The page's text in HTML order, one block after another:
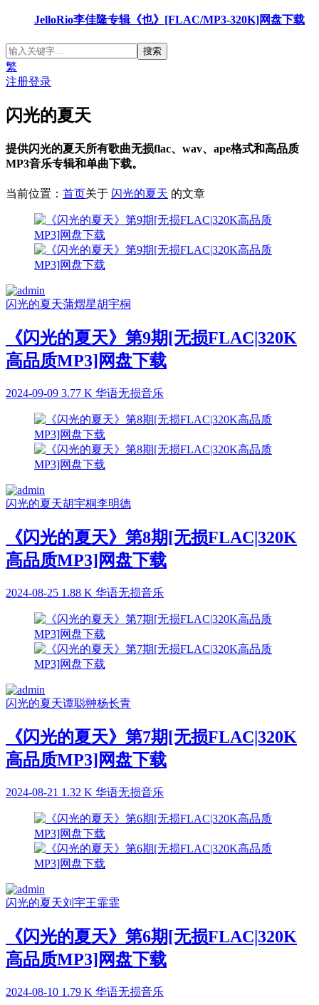
JelloRio李佳隆专辑《也》[FLAC/MP3-320K]网盘下载
繁
注册登录
闪光的夏天
提供闪光的夏天所有歌曲无损flac、wav、ape格式和高品质
MP3音乐专辑和单曲下载。
当前位置： 首页关于 闪光的夏天 的文章
闪光的夏天蒲熠星胡宇桐
《闪光的夏天》第9期[无损FLAC|320K
高品质MP3]网盘下载
2024-09-09 3.77 K 华语无损音乐
闪光的夏天胡宇桐李明德
《闪光的夏天》第8期[无损FLAC|320K
高品质MP3]网盘下载
2024-08-25 1.88 K 华语无损音乐
闪光的夏天谭聪翀杨长青
《闪光的夏天》第7期[无损FLAC|320K
高品质MP3]网盘下载
2024-08-21 1.32 K 华语无损音乐
闪光的夏天刘宇王霏霏
《闪光的夏天》第6期[无损FLAC|320K
高品质MP3]网盘下载
2024-08-10 1.79 K 华语无损音乐